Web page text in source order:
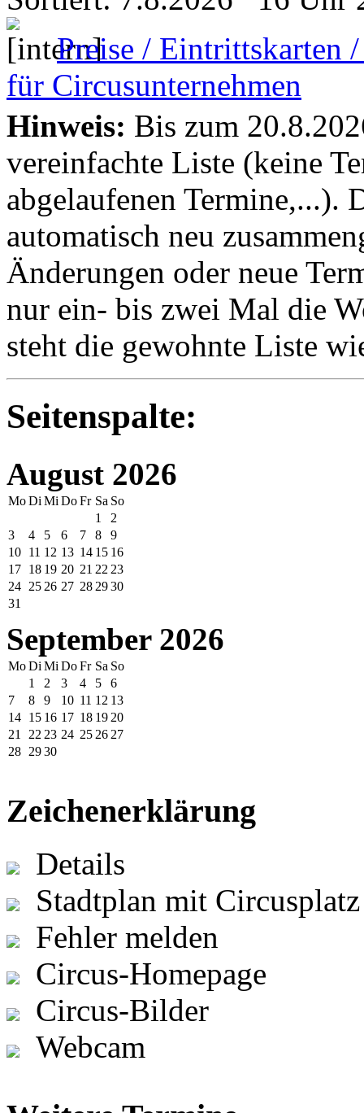
Preise / Eintrittskarten
für Circusunternehmen
Hinweis: Bis zum
vereinfachte Liste (keine
abgelaufenen
automatisch neu
Änderungen oder neue
nur ein- bis zwei Mal die
steht die gewohnte Liste
Seitenspalte:
August 2026
MoDi Mi DoFr Sa So
1
2
3
4 5 6 7 8
9
10 11 12 13 14 15 16
17 18 19 20 21 22 23
24 25 26 27 28 2930
31
September 2026
MoDi Mi DoFr Sa So
1
2 3 4 5
6
7
8 9 10 11 12 13
14 15 16 17 18 19 20
21
22 23 24 25 26 27
28 2930
Zeichenerklärung
Details
Stadtplan mit Circusplatz
Fehler melden
Circus-Homepage
Circus-Bilder
Webcam